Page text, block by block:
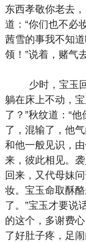
东西孝敬你老去
道：“你们也不必
茜雪的事我不知
领！”说着，赌气
少时，宝玉回
躺在床上不动，
了？”秋纹道：“
了，混输了，他
和他一般见识，
来，彼此相见。
回来，又代母妹
妆。宝玉命取酥
了。”宝玉才要说
的这个，多谢费
了好肚子疼，足